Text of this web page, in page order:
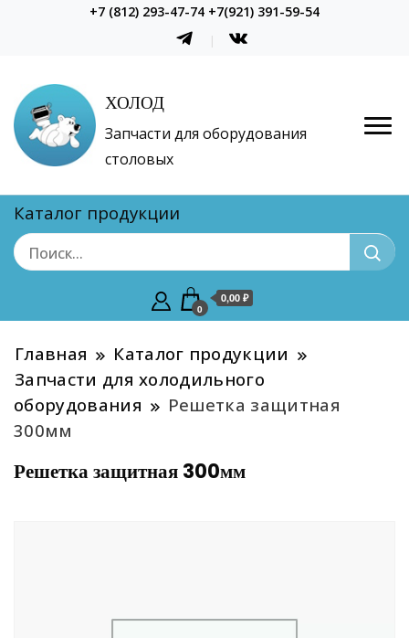
+7 (812) 293-47-74 +7(921) 391-59-54
ХОЛОД
Запчасти для оборудования
столовых
Каталог продукции
0
0,00 ₽
Главная
Каталог продукции
Запчасти для холодильного
оборудования
Решетка защитная
300мм
Решетка защитная 300мм